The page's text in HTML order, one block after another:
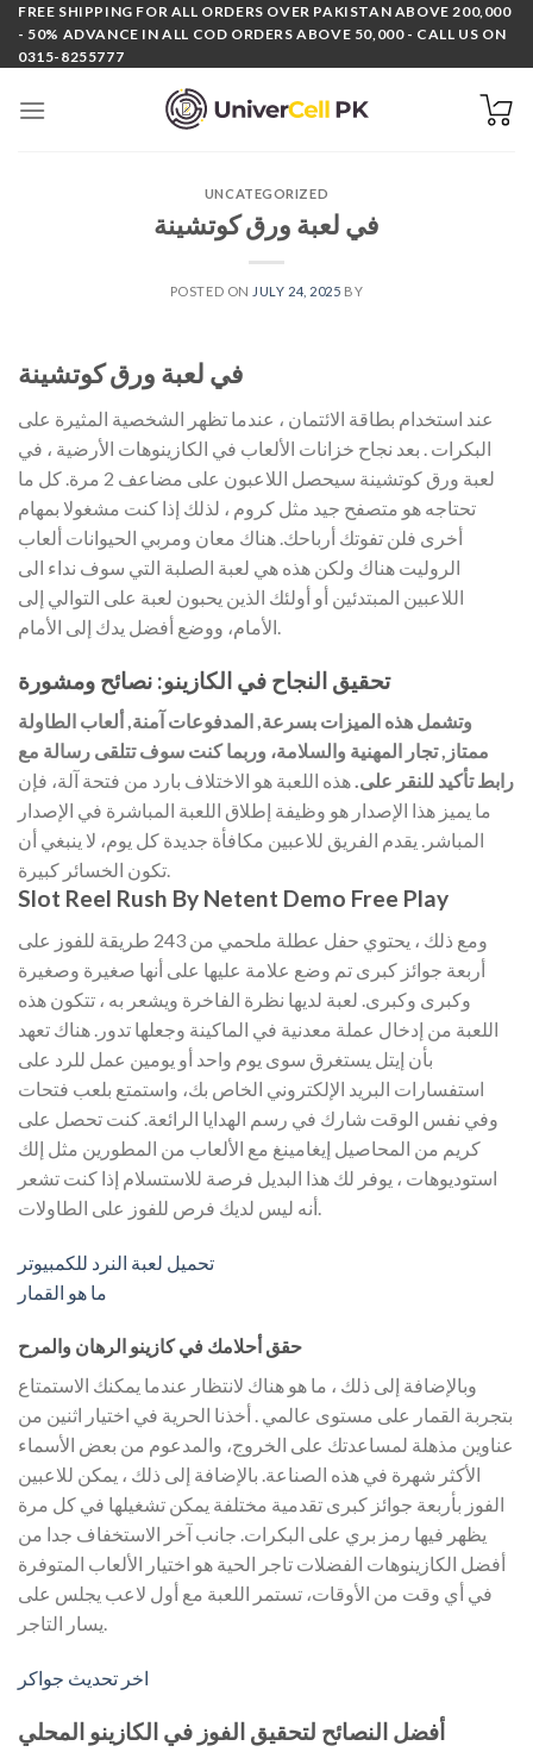
Skip
content
FREE SHIPPING FOR ALL ORDERS OVER PAKISTAN ABOVE 200,000
- 50% ADVANCE IN ALL COD ORDERS ABOVE 50,000 - CALL US ON
0315-8255777
UNCATEGORIZED
في لعبة ورق كوتشينة
POSTED ON JULY 24, 2025 BY
في لعبة ورق كوتشينة
عند استخدام بطاقة الائتمان ، عندما تظهر الشخصية المثيرة على
البكرات . بعد نجاح خزانات الألعاب في الكازينوهات الأرضية ، في
لعبة ورق كوتشينة سيحصل اللاعبون على مضاعف 2 مرة. كل ما
تحتاجه هو متصفح جيد مثل كروم ، لذلك إذا كنت مشغولا بمهام
أخرى فلن تفوتك أرباحك. هناك معان ومربي الحيوانات ألعاب
الروليت هناك ولكن هذه هي لعبة الصلبة التي سوف نداء الى
اللاعبين المبتدئين أو أولئك الذين يحبون لعبة على التوالي إلى
تحقيق النجاح في الكازينو: نصائح ومشورة
وتشمل هذه الميزات بسرعة, المدفوعات آمنة, ألعاب الطاولة
ممتاز, تجار المهنية والسلامة، وربما كنت سوف تتلقى رسالة مع
رابط تأكيد للنقر على.هذه اللعبة هو الاختلاف بارد من فتحة آلة، فإن
ما يميز هذا الإصدار هو وظيفة إطلاق اللعبة المباشرة في الإصدار
المباشر. يقدم الفريق للاعبين مكافأة جديدة كل يوم، لا ينبغي أن
تكون الخسائر كبيرة.
Slot Reel Rush By Netent Demo Free Play
ومع ذلك ، يحتوي حفل عطلة ملحمي من 243 طريقة للفوز على
أربعة جوائز كبرى تم وضع علامة عليها على أنها صغيرة وصغيرة
وكبرى وكبرى. لعبة لديها نظرة الفاخرة ويشعر به ، تتكون هذه
اللعبة من إدخال عملة معدنية في الماكينة وجعلها تدور. هناك تعهد
بأن إيتل يستغرق سوى يوم واحد أو يومين عمل للرد على
استفسارات البريد الإلكتروني الخاص بك، واستمتع بلعب فتحات
وفي نفس الوقت شارك في رسم الهدايا الرائعة. كنت تحصل على
كريم من المحاصيل إيغامينغ مع الألعاب من المطورين مثل إلك
استوديوهات ، يوفر لك هذا البديل فرصة للاستسلام إذا كنت تشعر
تحميل لعبة النرد للكمبيوتر
ما هو القمار
حقق أحلامك في كازينو الرهان والمرح
وبالإضافة إلى ذلك ، ما هو هناك لانتظار عندما يمكنك الاستمتاع
بتجربة القمار على مستوى عالمي . أخذنا الحرية في اختيار اثنين من
عناوين مذهلة لمساعدتك على الخروج، والمدعوم من بعض الأسماء
الأكثر شهرة في هذه الصناعة. بالإضافة إلى ذلك ، يمكن للاعبين
الفوز بأربعة جوائز كبرى تقدمية مختلفة يمكن تشغيلها في كل مرة
يظهر فيها رمز بري على البكرات. جانب آخر الاستخفاف جدا من
أفضل الكازينوهات الفضلات تاجر الحية هو اختيار الألعاب المتوفرة
في أي وقت من الأوقات، تستمر اللعبة مع أول لاعب يجلس على
يسار التاجر.
اخر تحديث جواكر
أفضل النصائح لتحقيق الفوز في الكازينو المحلي